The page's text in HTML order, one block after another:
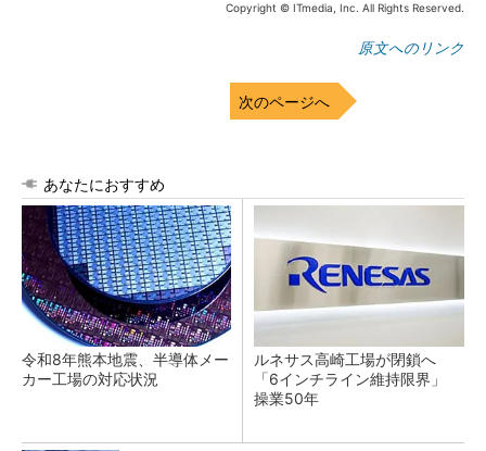
Copyright © ITmedia, Inc. All Rights Reserved.
原文へのリンク
次のページへ
あなたにおすすめ
令和8年熊本地震、半導体メー
カー工場の対応状況
ルネサス高崎工場が閉鎖へ
「6インチライン維持限界」
操業50年